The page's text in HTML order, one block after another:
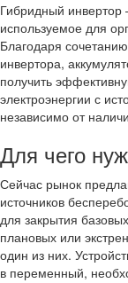
Гибридный инвертор
используемое для
Благодаря
инвертора,
получить
электроэнергии с
независимо от
Для чего
Сейчас рынок
источников
для закрытия
плановых или
один из них.
в переменный,